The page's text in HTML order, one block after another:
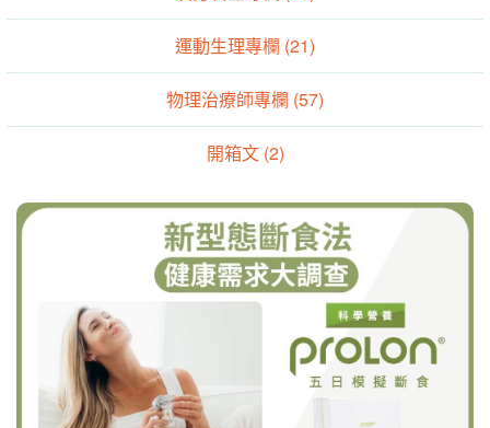
運動生理專欄 (21)
物理治療師專欄 (57)
開箱文 (2)